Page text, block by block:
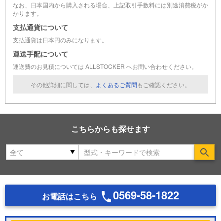
なお、日本国内から購入される場合、上記取引手数料には別途消費税がか
かります。
支払通貨について
支払通貨は日本円のみになります。
運送手配について
運送費のお見積については ALLSTOCKER へお問い合わせください。
その他詳細に関しては、 よくあるご質問もご確認ください。
こちらからも探せます
お電話はこちら 0569-58-1822